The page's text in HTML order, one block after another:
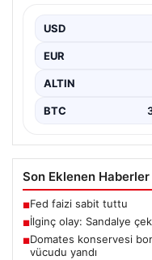
Otomobilin Park
Gerginlik Yaşandı",…
USD
EUR
ALTIN
BTC
Son Eklenen Haberler
■Fed faizi sabit tuttu
■İlginç olay: Sandalye
■Domates konservesi
vücudu yandı